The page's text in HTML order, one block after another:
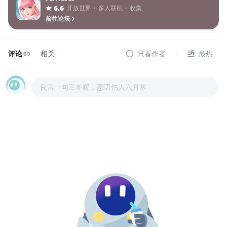
6.6 开放世界 多人联机
收集
前往论坛
评论69 相关 只看作者 最热
良言一句三冬暖，恶语伤人六月寒